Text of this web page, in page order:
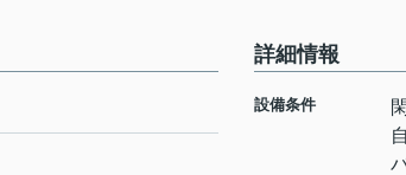
詳細情報
設備条件